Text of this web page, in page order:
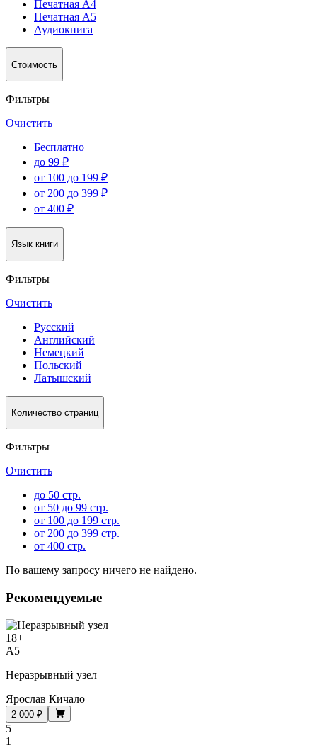
Печатная А4
Печатная А5
Аудиокнига
Стоимость
Фильтры
Очистить
Бесплатно
до 99 ₽
от 100 до 199 ₽
от 200 до 399 ₽
от 400 ₽
Язык книги
Фильтры
Очистить
Русский
Английский
Немецкий
Польский
Латышский
Количество страниц
Фильтры
Очистить
до 50 стр.
от 50 до 99 стр.
от 100 до 199 стр.
от 200 до 399 стр.
от 400 стр.
По вашему запросу ничего не найдено.
Рекомендуемые
18+
A5
Неразрывный узел
Ярослав Кичало
2 000 ₽
5
1